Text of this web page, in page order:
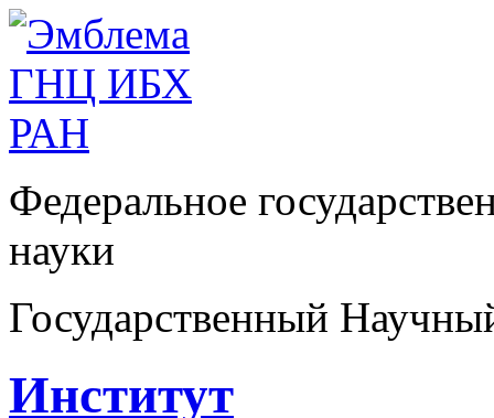
Федеральное
науки
Государственный
Институт